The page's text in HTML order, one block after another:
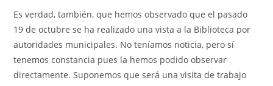
Es verdad, también, que hemos observado que el pasado
19 de octubre se ha realizado una vista a la Biblioteca por
autoridades municipales. No teníamos noticia, pero sí
tenemos constancia pues la hemos podido observar
directamente. Suponemos que será una visita de trabajo